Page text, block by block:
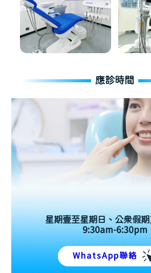
應診時間
星期壹至星期日、公眾假
9:30am-6:30pm
WhatsApp聯絡